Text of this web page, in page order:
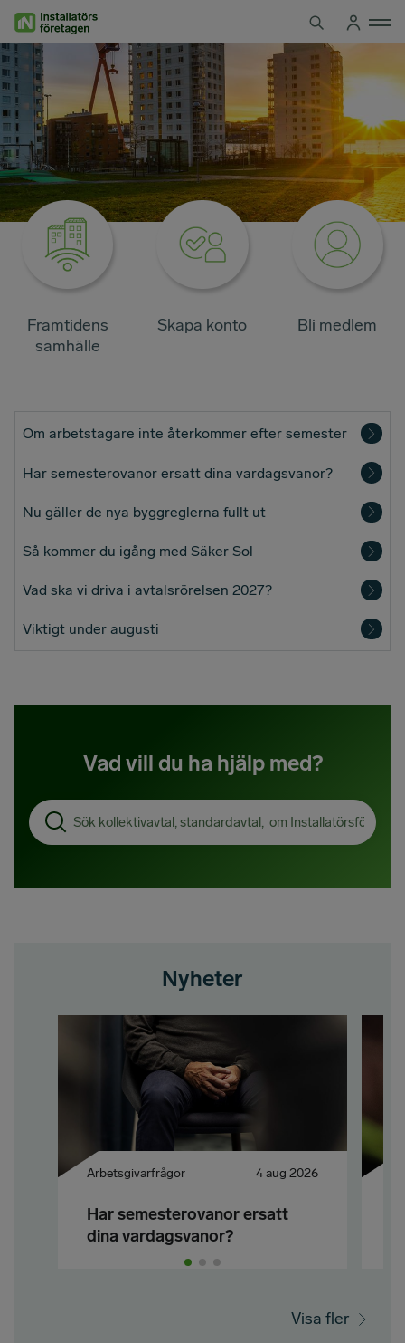
innehåll
Framtidens
samhälle
Skapa konto Bli medlem
Om arbetstagare inte återkommer efter semester
Har semesterovanor ersatt dina vardagsvanor?
Nu gäller de nya byggreglerna fullt ut
Så kommer du igång med Säker Sol
Vad ska vi driva i avtalsrörelsen 2027?
Viktigt under augusti
Vad vill du ha hjälp med?
Sök
på
webbplatsen:
Nyheter
Arbetsgivarfrågor 4 aug 2026
Har semesterovanor ersatt
dina vardagsvanor?
Visa fler